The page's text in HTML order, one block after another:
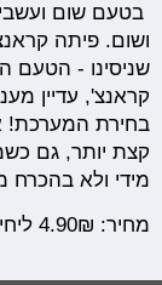
בטעם שום
ושום.פיתה
שניסינו - הטעם
קראנצ', עדיין
בחירת המערכת!
קצת יותר, גם
מידי ולא בהכרח
מחיר: 4.90₪ ליחידה